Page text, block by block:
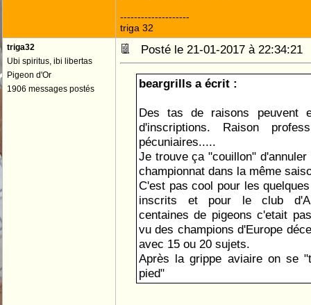
--------------------
triga 32
triga32
Ubi spiritus, ibi libertas
Pigeon d'Or
1906 messages postés
Posté le 21-01-2017 à
beargrills a écrit :
Des tas de raisons peuvent
d'inscriptions. Raison
pécuniaires.....
Je trouve ça "couillon"
championnat dans la même
C'est pas cool pour les
inscrits et pour le club
centaines de pigeons c'etait
vu des champions d'Europe
avec 15 ou 20 sujets.
Après la grippe aviaire on se
pied"